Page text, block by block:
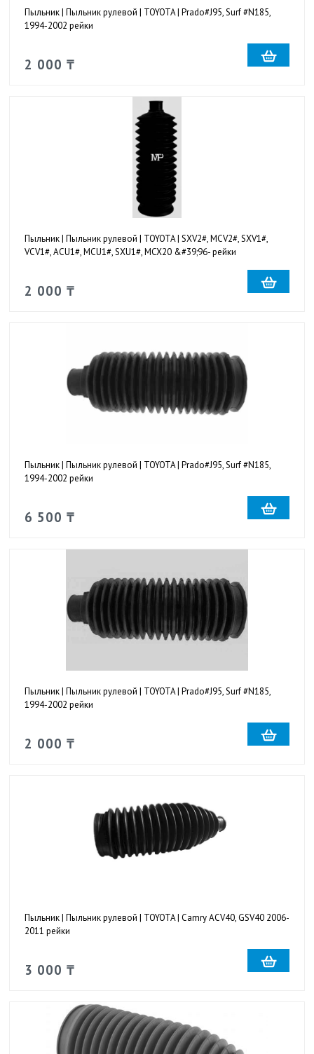
Пыльник | Пыльник рулевой | TOYOTA | Prado#J95, Surf #N185,
1994-2002 рейки
2 000 ₸
Пыльник | Пыльник рулевой | TOYOTA | SXV2#, MCV2#, SXV1#,
VCV1#, ACU1#, MCU1#, SXU1#, MCX20 &#39;96- рейки
2 000 ₸
Пыльник | Пыльник рулевой | TOYOTA | Prado#J95, Surf #N185,
1994-2002 рейки
6 500 ₸
Пыльник | Пыльник рулевой | TOYOTA | Prado#J95, Surf #N185,
1994-2002 рейки
2 000 ₸
Пыльник | Пыльник рулевой | TOYOTA | Camry ACV40, GSV40 2006-
2011 рейки
3 000 ₸